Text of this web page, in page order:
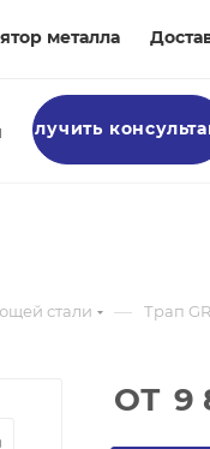
металла
Получить
стали — Трап
ОТ 9